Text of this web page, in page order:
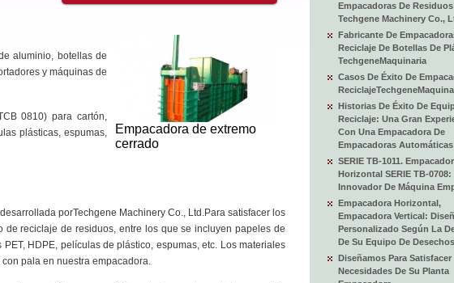
Empacadora de extremo
cerrado
aluminio, botellas de
y máquinas de
0810) para cartón,
plásticas, espumas,
porTechgene Machinery Co., Ltd.Para satisfacer los
reciclaje de residuos, entre los que se incluyen papeles de
HDPE, películas de plástico, espumas, etc. Los materiales
pala en nuestra empacadora.
Empacadoras De
Techgene Machinery Co.,
Fabricante De
Reciclaje De Botellas De
TechgeneMaquinaria
Casos De Éxito De
Historias De Éxito De
Reciclaje: Una Gran
Con Una Empacadora De
Empacadoras Automáticas
SERIE TB-1011.
Horizontal SERIE TB-
Innovador De Máquina
Empacadora Horizontal,
Empacadora Vertical:
Personalizado Según La
De Su Equipo De Desechos
Diseñamos Para Satisfacer
Necesidades De Su Planta